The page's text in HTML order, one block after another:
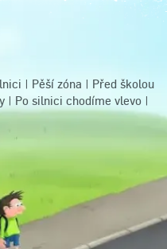
| Pěší zóna | Před školou
| Po silnici chodíme vlevo |